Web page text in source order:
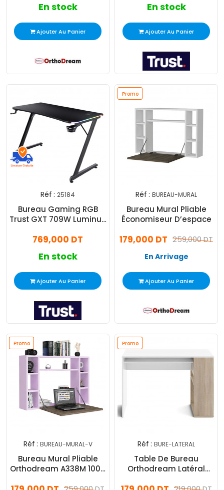
En stock
Ajouter Au Panier
En stock
Ajouter Au Panier
Réf : 25184
Bureau Gaming RGB
Trust GXT 709W Luminus
769,000 DT
En stock
Ajouter Au Panier
Promo
Réf : BUREAU-MURAL
Bureau Mural Pliable
Économiseur D’espace
259,000 DT
179,000 DT
En Arrivage
Ajouter Au Panier
Promo
Promo
Réf : BUREAU-MURAL-V
Bureau Mural Pliable
Orthodream A338M 100 x
Promo
Promo
Réf : BURE-LATERAL
Table De Bureau
Orthodream Latéral